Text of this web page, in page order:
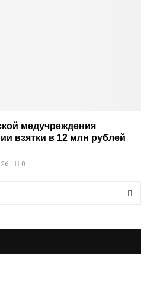
медучреждения
взятки в 12 млн рублей
0